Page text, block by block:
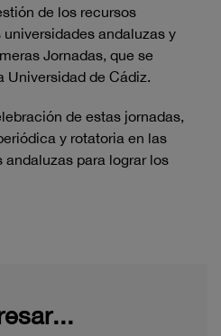
de los recursos
andaluzas y
Jornadas, que se
Universidad de Cádiz.
de estas jornadas,
y rotatoria en las
para lograr los